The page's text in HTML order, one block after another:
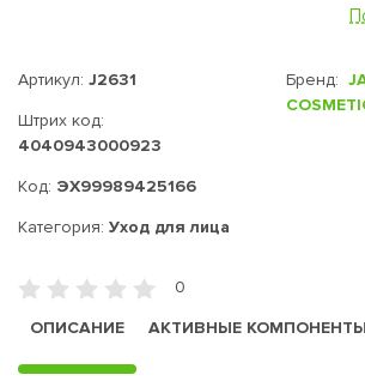
Артикул: J2631
Штрих код:
4040943000923
Код: ЭХ99989425166
Бренд:
Категория: Уход для лица
0
ОПИСАНИЕ
АКТИВНЫЕ КОМПОНЕНТЫ